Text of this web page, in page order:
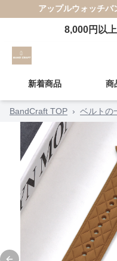
アップルウォッチバ
8,000円以
新着商品 商
BandCraft TOP › ベルトの